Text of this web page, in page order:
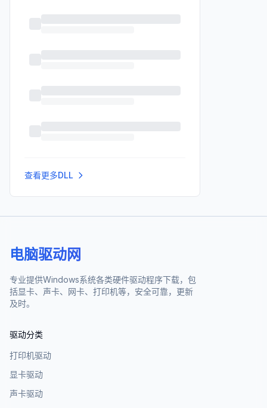
查看更多DLL
电脑驱动网
专业提供Windows系统各类硬件驱动程序下载，包
括显卡、声卡、网卡、打印机等，安全可靠，更新
及时。
驱动分类
打印机驱动
显卡驱动
声卡驱动